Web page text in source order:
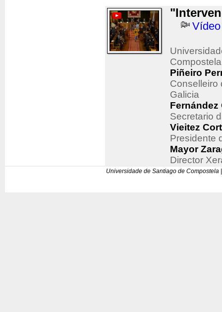
Vídeo
Compostela
Piñeiro
Conselleiro
Galicia
Fernández
Secretario
Vieitez
Presidente
Mayor
Director
Universidade de Santiago de